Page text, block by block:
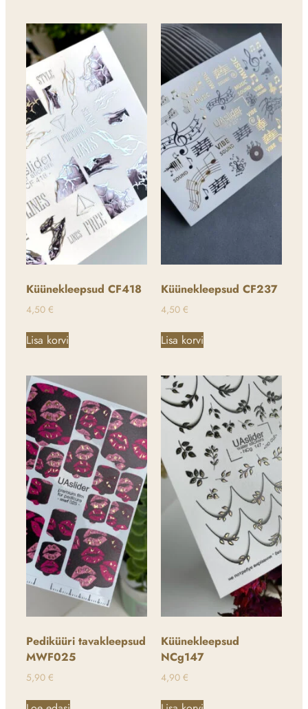
Küünekleepsud CF418
4,50 €
Lisa korvi
Küünekleepsud CF237
4,50 €
Lisa korvi
Pediküüri tavakleepsud
MWF025
5,90 €
Küünekleepsud
NCg147
4,90 €